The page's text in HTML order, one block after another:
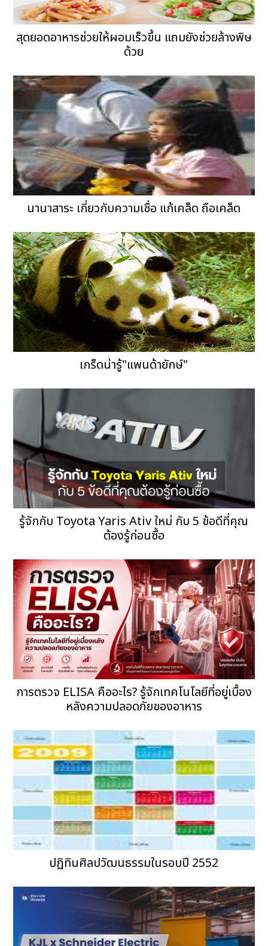
สุดยอดอาหารช่วยให้ผอมเร็วขึ้น แถมยังช่วยล้างพิษ
ด้วย
นานาสาระ เกี่ยวกับความเชื่อ แก้เคล็ด ถือเคล็ด
เกร็ดน่ารู้"แพนด้ายักษ์"
รู้จักกับ Toyota Yaris Ativ ใหม่ กับ 5 ข้อดีที่คุณ
ต้องรู้ก่อนซื้อ
การตรวจ ELISA คืออะไร? รู้จักเทคโนโลยีที่อยู่เบื้อง
หลังความปลอดภัยของอาหาร
ปฏิทินศิลปวัฒนธรรมในรอบปี 2552